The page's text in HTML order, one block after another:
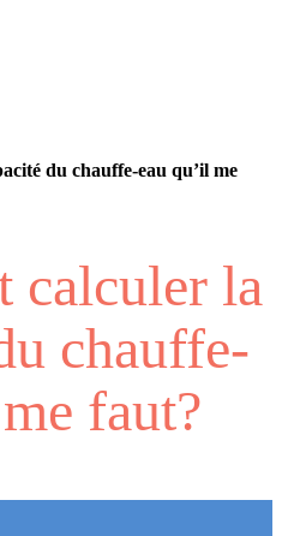
du chauffe-eau qu’il me
calculer la
chauffe-
faut?